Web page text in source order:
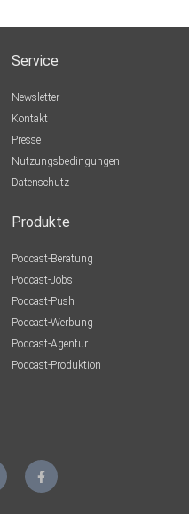
Service
Newsletter
Kontakt
Presse
Nutzungsbedingungen
Datenschutz
Produkte
Podcast-Beratung
Podcast-Jobs
Podcast-Push
Podcast-Werbung
Podcast-Agentur
Podcast-Produktion